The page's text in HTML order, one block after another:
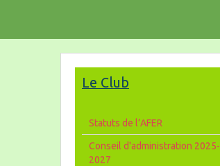
Le Club
Statuts de l’AFER
Conseil d'administration 2025-
2027